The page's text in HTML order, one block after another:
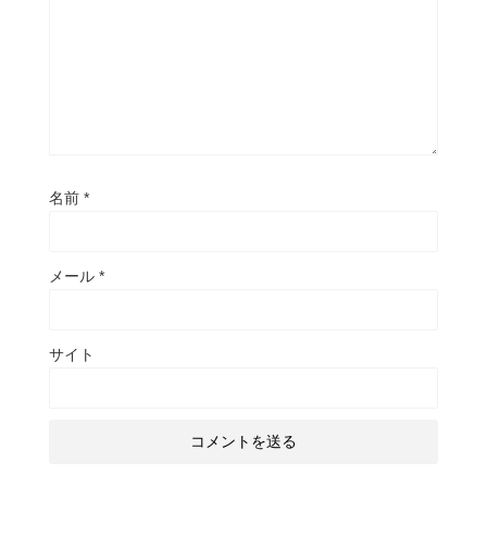
名前 *
メール *
サイト